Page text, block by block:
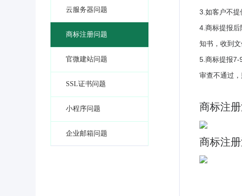
云服务器问题
商标注册问题
官微建站问题
SSL证书问题
小程序问题
企业邮箱问题
3.如客户不提
4.商标提报后
知书，收到文
5.商标提报7-
审查不通过，
商标注
商标注